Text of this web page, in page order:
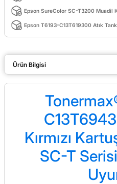
Epson SureColor SC-T3200 Muadil
Epson T6193-C13T619300 Atık
Ürün Bilgisi
Kırmızı
SC-T Serisi